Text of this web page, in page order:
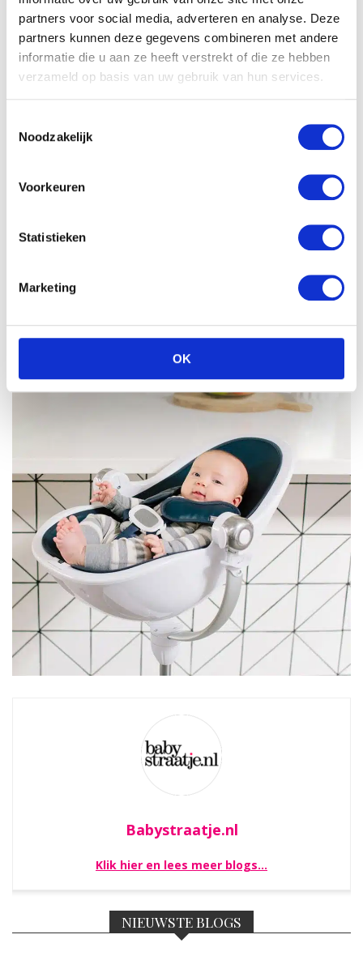
partners voor social media, adverteren en analyse. Deze
partners kunnen deze gegevens combineren met andere
informatie die u aan ze heeft verstrekt of die ze hebben
verzameld op basis van uw gebruik van hun services.
Noodzakelijk
Voorkeuren
Statistieken
Marketing
OK
Babystraatje.nl
Klik hier en lees meer blogs…
NIEUWSTE BLOGS